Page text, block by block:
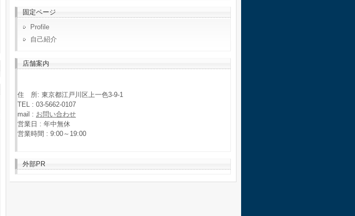
固定ページ
Profile
自己紹介
店舗案内
住 所: 東京都江戸川区上一色3-9-1
TEL : 03-5662-0107
mail : お問い合わせ
営業日 : 年中無休
営業時間 : 9:00～19:00
外部PR